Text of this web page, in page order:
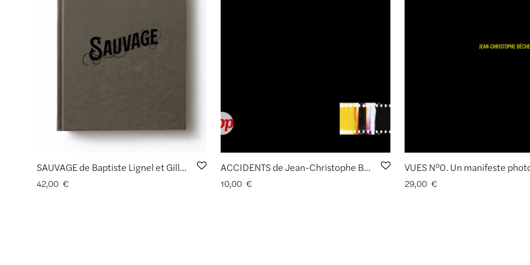
SAUVAGE de Baptiste Lignel et Gilles Clément
42,00 €
ACCIDENTS de Jean-Christophe Béchet
10,00 € 29,00 €